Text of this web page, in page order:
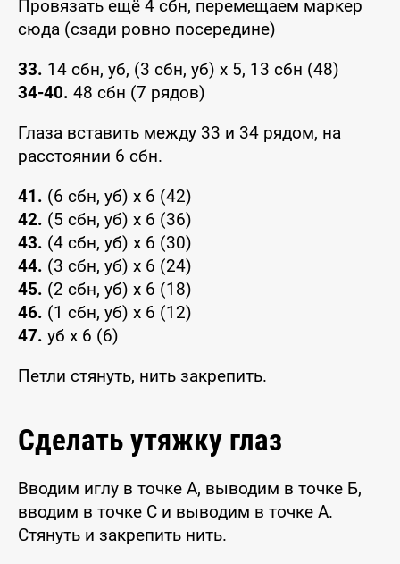
Провязать ещё 4 сбн, перемещаем маркер
сюда (сзади ровно посередине)
33. 14 сбн, уб, (3 сбн, уб) х 5, 13 сбн (48)
34-40. 48 сбн (7 рядов)
Глаза вставить между 33 и 34 рядом, на
расстоянии 6 сбн.
41. (6 сбн, уб) х 6 (42)
42. (5 сбн, уб) х 6 (36)
43. (4 сбн, уб) х 6 (30)
44. (3 сбн, уб) х 6 (24)
45. (2 сбн, уб) х 6 (18)
46. (1 сбн, уб) х 6 (12)
47. уб х 6 (6)
Петли стянуть, нить закрепить.
Сделать утяжку глаз
Вводим иглу в точке А, выводим в точке Б,
вводим в точке С и выводим в точке А.
Стянуть и закрепить нить.